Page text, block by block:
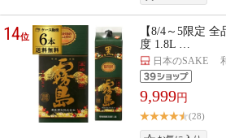
14位
【8/4～5限定
度 1.8L …
日本のSAKE
9,999円
(28)